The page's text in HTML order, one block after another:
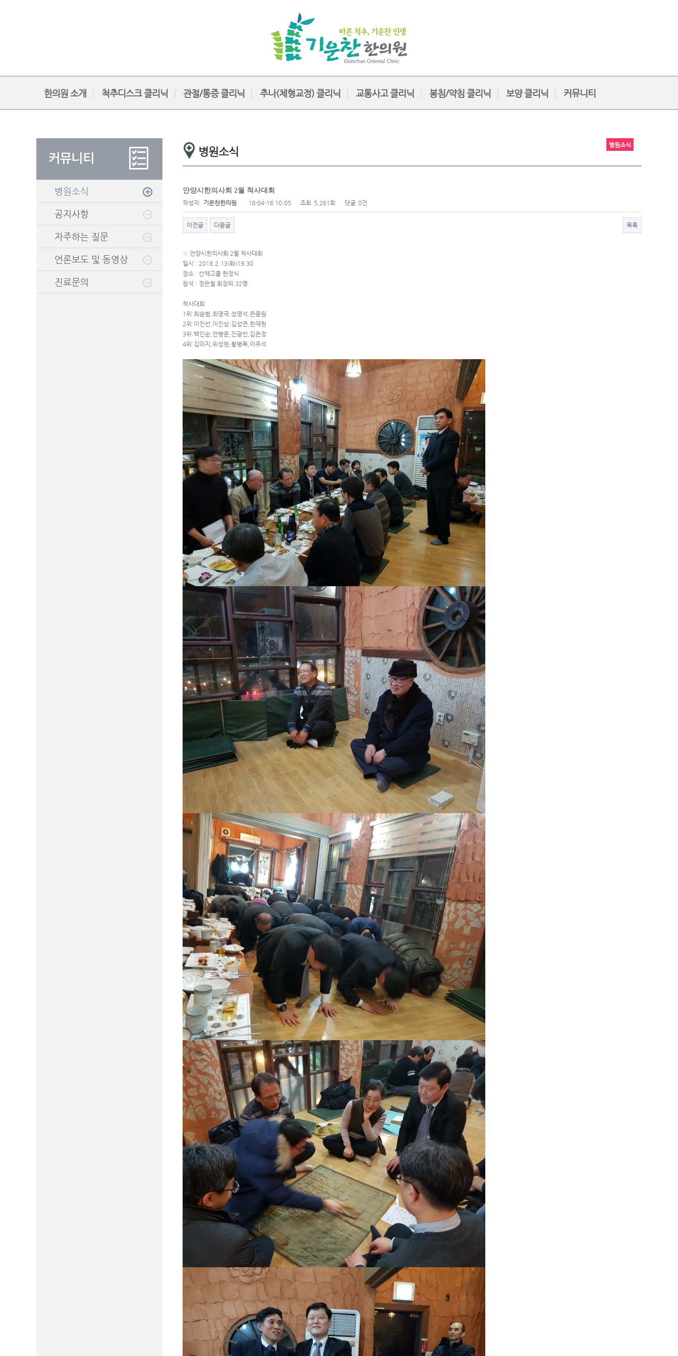
한의원 소개 척추디스크 클리닉 관절/통증 클리닉 추나(체형교정) 클리닉 교통사고 클리닉 봉침/약침 클리닉 보양 클리닉 커뮤니티
병원소식
공지사항
자주하는 질문
언론보도 및 동영상
진료문의
병원소식
병원소식
안양시한의사회 2월 척사대회
작성자 기운찬한의원 18-04-16 10:05 조회 5,261회 댓글 0건
이전글 다음글 목록
☆ 안양시한의사회 2월 척사대회
일시 : 2018.2.13(화)19:30
장소 : 산채고을 한정식
참석 : 정은철 회장외 32명
척사대회
1위:최승범,최영국,성영석,은종원
2위:이진선,이진상,김성연,한재현
3위:백인순,안병준,진광선,김은정
4위:김미지,위성현,황병목,이주석